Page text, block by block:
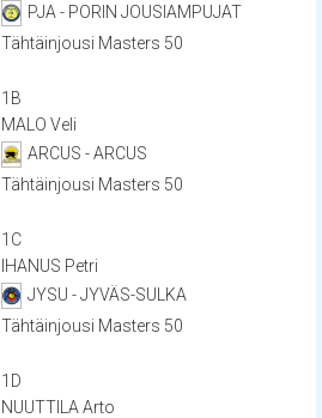
PJA - PORIN JOUSIAMPUJAT
Tähtäinjousi Masters 50
1B
MALO Veli
ARCUS - ARCUS
Tähtäinjousi Masters 50
1C
IHANUS Petri
JYSU - JYVÄS-SULKA
Tähtäinjousi Masters 50
1D
NUUTTILA Arto